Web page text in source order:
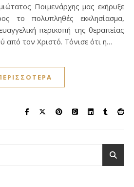
Ποιμενάρχης μας εκήρυξε
το πολυπληθές εκκλησίασμα,
περικοπή της θεραπείας
από τον Χριστό. Τόνισε ότι η…